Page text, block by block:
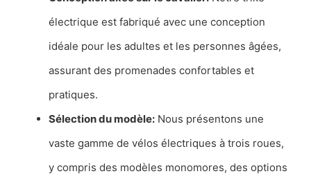
électrique est fabriqué avec une conception
idéale pour les adultes et les personnes âgées,
assurant des promenades confortables et
pratiques.
Sélection du modèle: Nous présentons une
vaste gamme de vélos électriques à trois roues,
y compris des modèles monomores, des options